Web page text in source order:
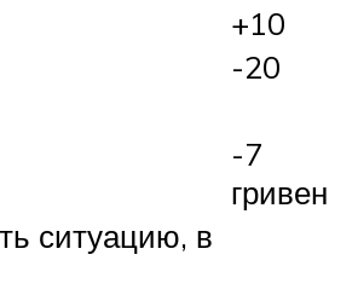
+10
-20
-7
гривен
ситуацию, в